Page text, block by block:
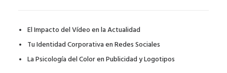
El Impacto del Vídeo en la Actualidad
Tu Identidad Corporativa en Redes Sociales
La Psicología del Color en Publicidad y Logotipos